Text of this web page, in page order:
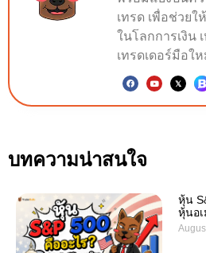
เทรด เพื่อช่วย
ในโลกการเงิน
เทรดเดอร์มือใ
บทความน่าสนใจ
หุ้น
หุ้นอ